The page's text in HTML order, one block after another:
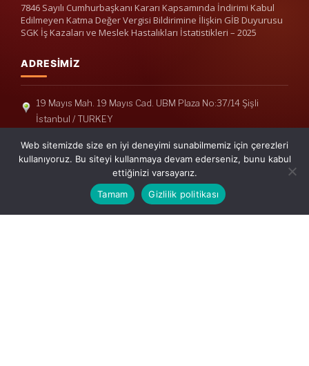
7846 Sayılı Cumhurbaşkanı Kararı Kapsamında İndirimi Kabul
Edilmeyen Katma Değer Vergisi Bildirimine İlişkin GİB Duyurusu
SGK İş Kazaları ve Meslek Hastalıkları İstatistikleri – 2025
ADRESIMIZ
19 Mayıs Mah. 19 Mayıs Cad. UBM Plaza No:37/14 Şişli
İstanbul / TURKEY
Telefon: +90(212) 240 33 39
Telefon: +90(212) 248 19 36
info@erisymm.com
Web sitemizde size en iyi deneyimi sunabilmemiz için çerezleri
kullanıyoruz. Bu siteyi kullanmaya devam ederseniz, bunu kabul
ettiğinizi varsayarız.
Tamam
Gizlilik politikası